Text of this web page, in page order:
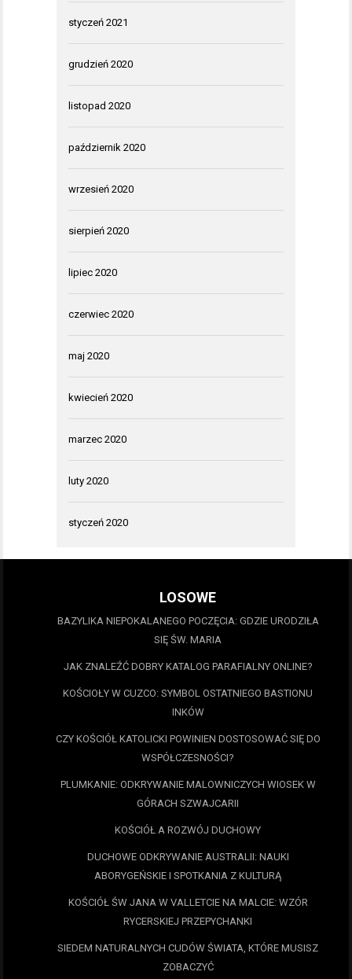
styczeń 2021
grudzień 2020
listopad 2020
październik 2020
wrzesień 2020
sierpień 2020
lipiec 2020
czerwiec 2020
maj 2020
kwiecień 2020
marzec 2020
luty 2020
styczeń 2020
LOSOWE
BAZYLIKA NIEPOKALANEGO POCZĘCIA: GDZIE URODZIŁA
SIĘ ŚW. MARIA
JAK ZNALEŹĆ DOBRY KATALOG PARAFIALNY ONLINE?
KOŚCIOŁY W CUZCO: SYMBOL OSTATNIEGO BASTIONU
INKÓW
CZY KOŚCIÓŁ KATOLICKI POWINIEN DOSTOSOWAĆ SIĘ DO
WSPÓŁCZESNOŚCI?
PLUMKANIE: ODKRYWANIE MALOWNICZYCH WIOSEK W
GÓRACH SZWAJCARII
KOŚCIÓŁ A ROZWÓJ DUCHOWY
DUCHOWE ODKRYWANIE AUSTRALII: NAUKI
ABORYGEŃSKIE I SPOTKANIA Z KULTURĄ
KOŚCIÓŁ ŚW JANA W VALLETCIE NA MALCIE: WZÓR
RYCERSKIEJ PRZEPYCHANKI
SIEDEM NATURALNYCH CUDÓW ŚWIATA, KTÓRE MUSISZ
ZOBACZYĆ